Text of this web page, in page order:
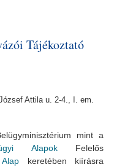
Tájékoztató
Attila u. 2-4., I. em.
mint a
AlapokFelelős
keretében kiírásra